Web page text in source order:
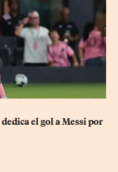
el gol a Messi por